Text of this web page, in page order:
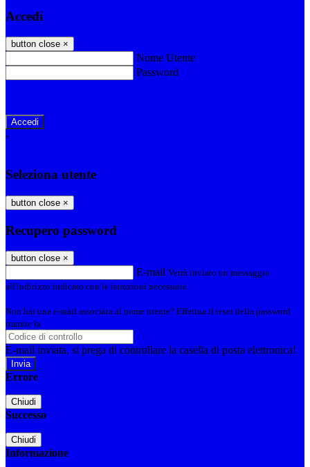
Accedi
button close ×
Nome Utente
Password
-
Seleziona utente
button close ×
Recupero password
button close ×
E-mail Verrà inviato un messaggio
all'indirizzo indicato con le istruzioni necessarie.
Non hai una e-mail associata al nome utente? Effettua il reset della password
tramite la
E-mail inviata, si prega di controllare la casella di posta elettronica!
Errore
Chiudi
Successo
Chiudi
Informazione